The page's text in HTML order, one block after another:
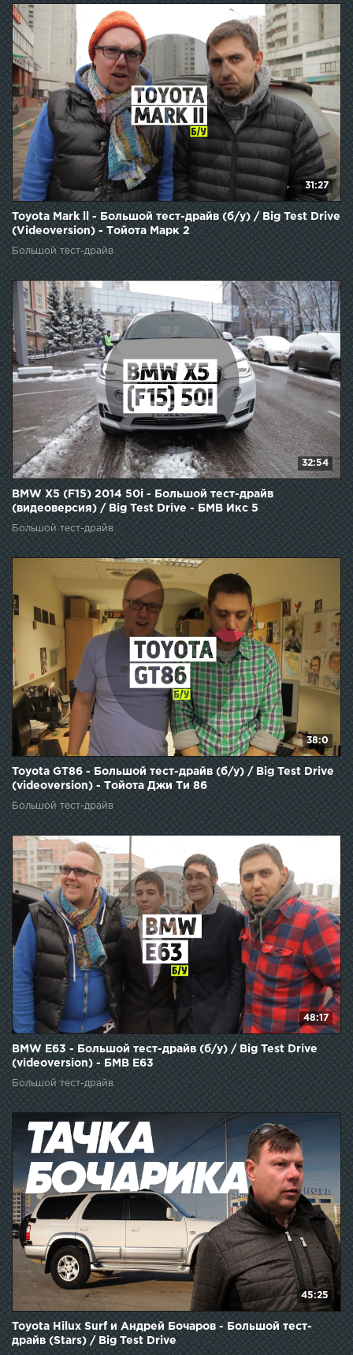
31:27
Toyota Mark ll - Большой тест-драйв (б/у) / Big Test Drive
(Videoversion) - Тойота Марк 2
Большой тест-драйв
32:54
BMW X5 (F15) 2014 50i - Большой тест-драйв
(видеоверсия) / Big Test Drive - БМВ Икс 5
Большой тест-драйв
38:0
Toyota GT86 - Большой тест-драйв (б/у) / Big Test Drive
(videoversion) - Тойота Джи Ти 86
Большой тест-драйв
48:17
BMW E63 - Большой тест-драйв (б/у) / Big Test Drive
(videoversion) - БМВ Е63
Большой тест-драйв
45:25
Toyota Hilux Surf и Андрей Бочаров - Большой тест-
драйв (Stars) / Big Test Drive